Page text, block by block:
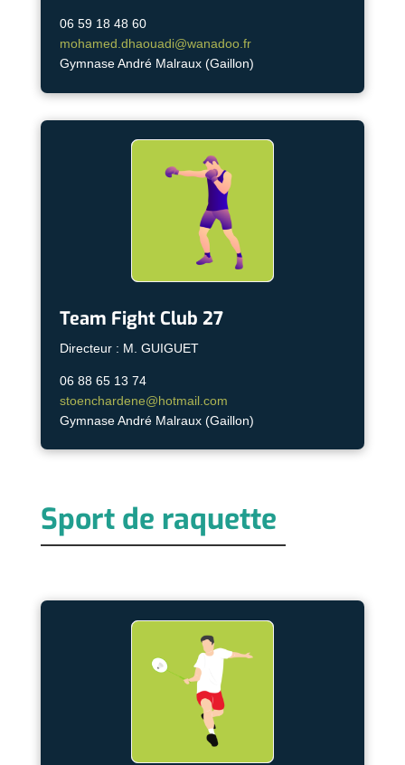
06 59 18 48 60
mohamed.dhaouadi@wanadoo.fr
Gymnase André Malraux (Gaillon)
Team Fight Club 27
Directeur : M. GUIGUET
06 88 65 13 74
stoenchardene@hotmail.com
Gymnase André Malraux (Gaillon)
Sport de raquette